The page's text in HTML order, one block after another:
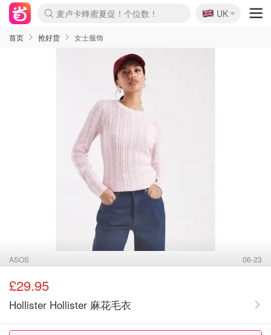
麦卢卡蜂蜜夏促！个位数！
Prada/Miu 4.8折！
啥？必胜客披萨5折！
🇬🇧
UK
首页 抢好货 女士服饰
ASOS 06-23
£29.95
Hollister Hollister 麻花毛衣